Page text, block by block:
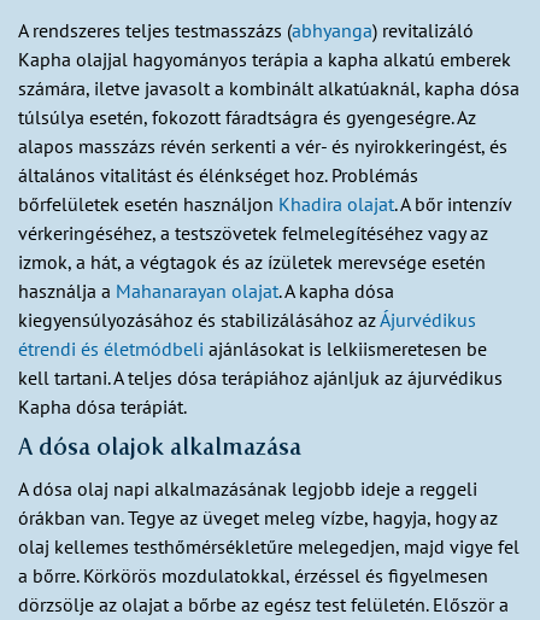
A rendszeres teljes testmasszázs (abhyanga) revitalizáló
Kapha olajjal hagyományos terápia a kapha alkatú emberek
számára, iletve javasolt a kombinált alkatúaknál, kapha dósa
túlsúlya esetén, fokozott fáradtságra és gyengeségre. Az
alapos masszázs révén serkenti a vér- és nyirokkeringést, és
általános vitalitást és élénkséget hoz. Problémás
bőrfelületek esetén használjon Khadira olajat. A bőr intenzív
vérkeringéséhez, a testszövetek felmelegítéséhez vagy az
izmok, a hát, a végtagok és az ízületek merevsége esetén
használja a Mahanarayan olajat. A kapha dósa
kiegyensúlyozásához és stabilizálásához azÁjurvédikus
étrendi és életmódbeli ajánlásokat is lelkiismeretesen be
kell tartani. A teljes dósa terápiához ajánljuk az ájurvédikus
Kapha dósa terápiát.
A dósa olajok alkalmazása
A dósa olaj napi alkalmazásának legjobb ideje a reggeli
órákban van. Tegye az üveget meleg vízbe, hagyja, hogy az
olaj kellemes testhőmérsékletűre melegedjen, majd vigye fel
a bőrre. Körkörös mozdulatokkal, érzéssel és figyelmesen
dörzsölje az olajat a bőrbe az egész test felületén. Először a